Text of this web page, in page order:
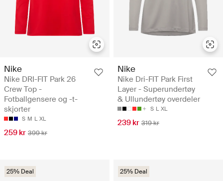
Nike
Nike DRI-FIT Park 26
Crew Top -
Fotballgensere og -t-
skjorter
S M L XL
259 kr 399 kr
Nike
Nike Dri-FIT Park First
Layer - Superundertøy
& Ullundertøy overdeler
S L XL
239 kr 319 kr
25% Deal 25% Deal